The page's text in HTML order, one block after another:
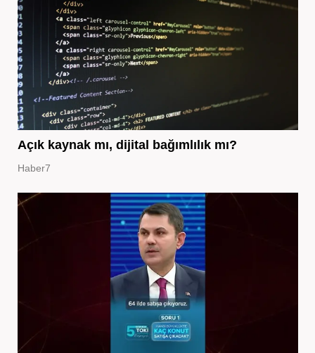
Açık kaynak mı, dijital bağımlılık mı?
Haber7